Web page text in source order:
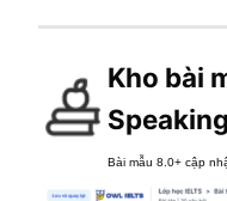
Kho bài
Speaking
Bài mẫu 8.0+ cập